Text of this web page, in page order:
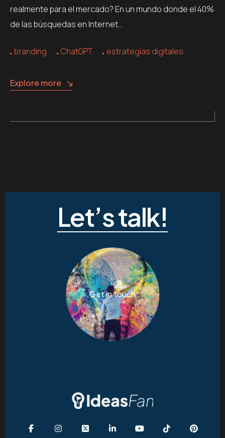
realmente para el mercado? En un mundo donde el 40%
de las búsquedas en Internet…
branding ChatGPT estrategias digitales
Explore more
Let’s talk!
Get in touch